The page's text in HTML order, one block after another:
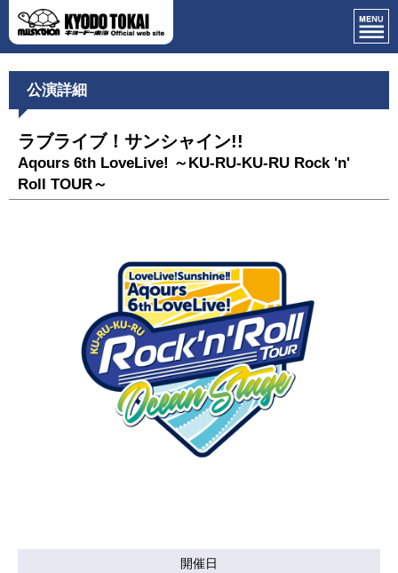
公演詳細
ラブライブ！サンシャイン!!
Aqours 6th LoveLive! ～KU-RU-KU-RU Rock 'n'
Roll TOUR～
開催日